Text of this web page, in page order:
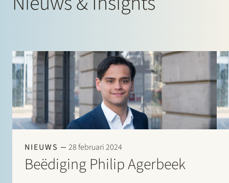
NIEUWS 28 februari 2024
Beëdiging Philip Agerbeek